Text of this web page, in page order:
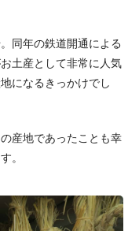
同年の鉄道開通による
土産として非常に人気
になるきっかけでし
産地であったことも幸
。